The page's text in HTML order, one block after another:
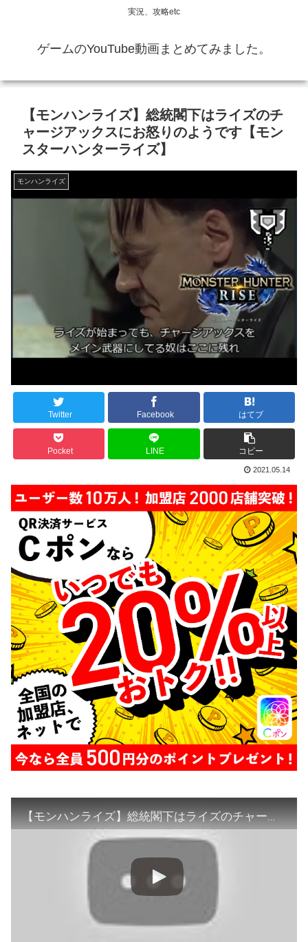
実況、攻略etc
ゲームのYouTube動画まとめてみました。
【モンハンライズ】総統閣下はライズのチ
ャージアックスにお怒りのようです【モン
スターハンターライズ】
モンハンライズ
Twitter Facebook はてブ
Pocket LINE コピー
2021.05.14
【モンハンライズ】総統閣下はライズのチャージアックスにお怒りのようです【モンスターハンターライズ】